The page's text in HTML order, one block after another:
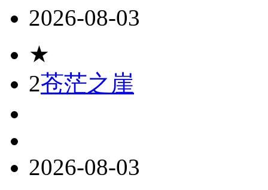
2026-08-03
★
2苍茫之崖
2026-08-03